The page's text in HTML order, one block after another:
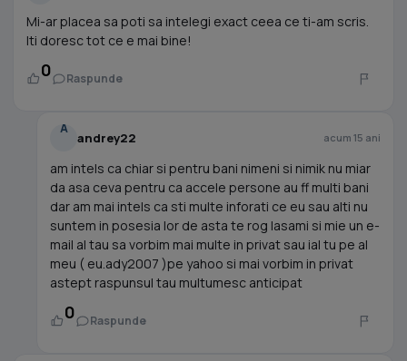
Mi-ar placea sa poti sa intelegi exact ceea ce ti-am scris.
Iti doresc tot ce e mai bine!
0 Raspunde
A
andrey22 acum 15 ani
am intels ca chiar si pentru bani nimeni si nimik nu miar
da asa ceva pentru ca accele persone au ff multi bani
dar am mai intels ca sti multe inforati ce eu sau alti nu
suntem in posesia lor de asta te rog lasami si mie un e-
mail al tau sa vorbim mai multe in privat sau ial tu pe al
meu ( eu.ady2007 )pe yahoo si mai vorbim in privat
astept raspunsul tau multumesc anticipat
0 Raspunde